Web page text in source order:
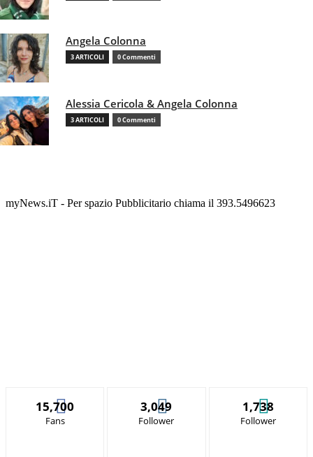
Angela Colonna
3 ARTICOLI 0 Commenti
Alessia Cericola & Angela Colonna
3 ARTICOLI 0 Commenti
myNews.iT - Per spazio Pubblicitario chiama il 393.5496623
15,700
Fans
3,049
Follower
1,738
Follower